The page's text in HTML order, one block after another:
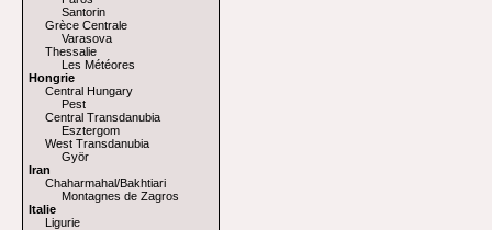
Santorin
Grèce Centrale
Varasova
Thessalie
Les Météores
Hongrie
Central Hungary
Pest
Central Transdanubia
Esztergom
West Transdanubia
Györ
Iran
Chaharmahal/Bakhtiari
Montagnes de Zagros
Italie
Ligurie